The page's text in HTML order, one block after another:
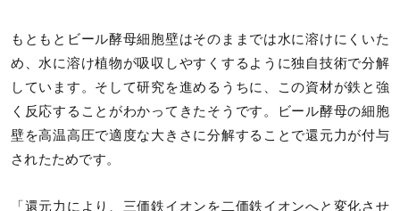
もともとビール酵母細胞壁はそのままでは水に溶けにくいた
め、水に溶け植物が吸収しやすくするように独自技術で分解
しています。そして研究を進めるうちに、この資材が鉄と強
く反応することがわかってきたそうです。ビール酵母の細胞
壁を高温高圧で適度な大きさに分解することで還元力が付与
されたためです。
「還元力により、三価鉄イオンを二価鉄イオンへと変化させ